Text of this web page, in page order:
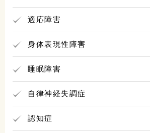
適応障害
身体表現性障害
睡眠障害
自律神経失調症
認知症